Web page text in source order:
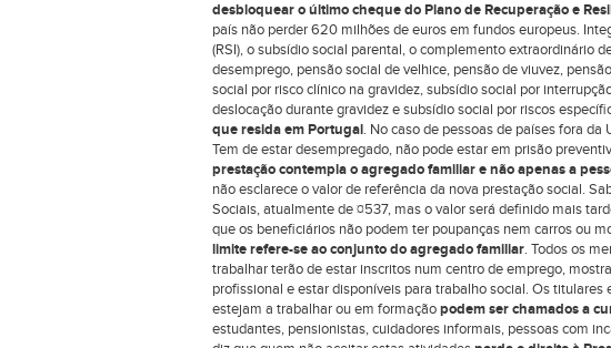
desbloquear o último cheque do Plano de Recuperação e
país não perder 620 milhões de euros em fundos europeus.
(RSI), o subsídio social parental, o complemento extraordinário
desemprego, pensão social de velhice, pensão de viuvez,
social por risco clínico na gravidez, subsídio social por
deslocação durante gravidez e subsídio social por riscos
que resida em Portugal. No caso de pessoas de países fora
Tem de estar desempregado, não pode estar em prisão
prestação contempla o agregado familiar e não apenas a
não esclarece o valor de referência da nova prestação social.
Sociais, atualmente de ¤537, mas o valor será definido mais
que os beneficiários não podem ter poupanças nem carros ou
limite refere-se ao conjunto do agregado familiar. Todos os
trabalhar terão de estar inscritos num centro de emprego,
profissional e estar disponíveis para trabalho social. Os
estejam a trabalhar ou em formaçãopodem ser chamados a
estudantes, pensionistas, cuidadores informais, pessoas com